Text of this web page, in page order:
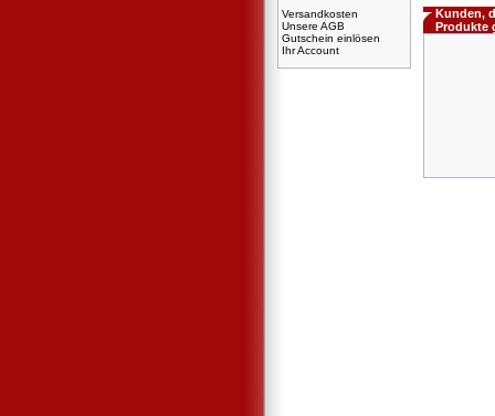
Versandkosten
Unsere AGB
Gutschein einlösen
Ihr Account
Kunden,
Produkte